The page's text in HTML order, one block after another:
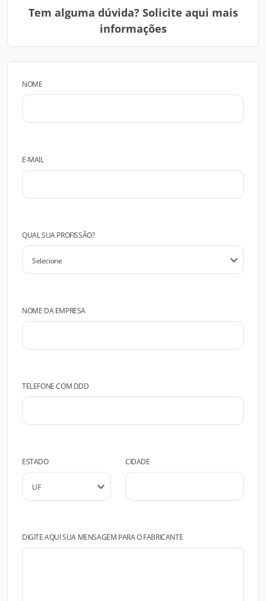
Tem alguma dúvida? Solicite aqui mais
informações
NOME
E-MAIL
QUAL SUA PROFISSÃO?
NOME DA EMPRESA
TELEFONE COM DDD
ESTADO CIDADE
DIGITE AQUI SUA MENSAGEM PARA O FABRICANTE